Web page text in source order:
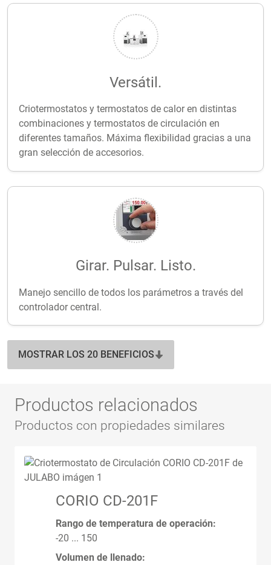
Versátil.
Criotermostatos y termostatos de calor en distintas
combinaciones y termostatos de circulación en
diferentes tamaños. Máxima flexibilidad gracias a una
gran selección de accesorios.
Girar. Pulsar. Listo.
Manejo sencillo de todos los parámetros a través del
controlador central.
MOSTRAR LOS 20 BENEFICIOS
Productos relacionados
Productos con propiedades similares
CORIO CD-201F
Rango de temperatura de operación:
-20 ... 150
Volumen de llenado: